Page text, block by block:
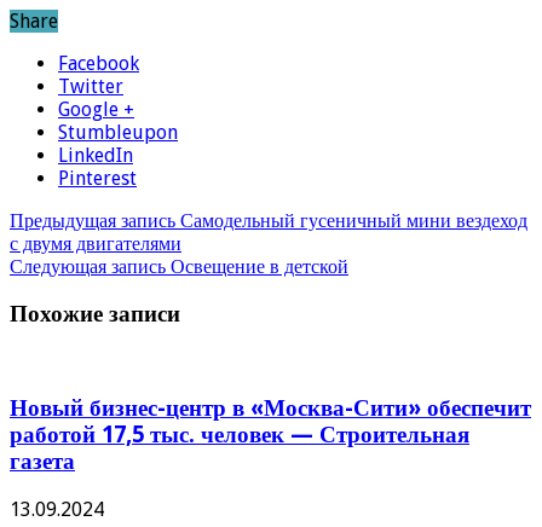
Share
Facebook
Twitter
Google +
Stumbleupon
LinkedIn
Pinterest
Предыдущая запись Самодельный гусеничный мини вездеход
с двумя двигателями
Следующая запись Освещение в детской
Похожие записи
Новый бизнес-центр в «Москва-Сити» обеспечит
работой 17,5 тыс. человек — Строительная
газета
13.09.2024